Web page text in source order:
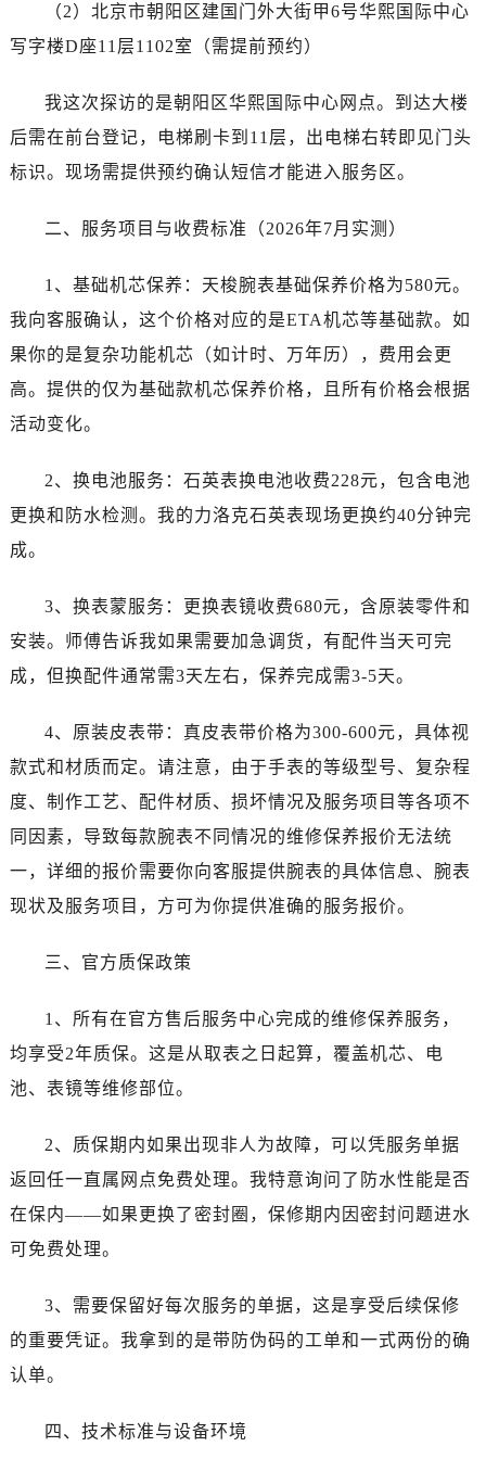
（2）北京市朝阳区建国门外大街甲6号华熙国际中心
写字楼D座11层1102室（需提前预约）
我这次探访的是朝阳区华熙国际中心网点。到达大楼
后需在前台登记，电梯刷卡到11层，出电梯右转即见门头
标识。现场需提供预约确认短信才能进入服务区。
二、服务项目与收费标准（2026年7月实测）
1、基础机芯保养：天梭腕表基础保养价格为580元。
我向客服确认，这个价格对应的是ETA机芯等基础款。如
果你的是复杂功能机芯（如计时、万年历），费用会更
高。提供的仅为基础款机芯保养价格，且所有价格会根据
活动变化。
2、换电池服务：石英表换电池收费228元，包含电池
更换和防水检测。我的力洛克石英表现场更换约40分钟完
成。
3、换表蒙服务：更换表镜收费680元，含原装零件和
安装。师傅告诉我如果需要加急调货，有配件当天可完
成，但换配件通常需3天左右，保养完成需3-5天。
4、原装皮表带：真皮表带价格为300-600元，具体视
款式和材质而定。请注意，由于手表的等级型号、复杂程
度、制作工艺、配件材质、损坏情况及服务项目等各项不
同因素，导致每款腕表不同情况的维修保养报价无法统
一，详细的报价需要你向客服提供腕表的具体信息、腕表
现状及服务项目，方可为你提供准确的服务报价。
三、官方质保政策
1、所有在官方售后服务中心完成的维修保养服务，
均享受2年质保。这是从取表之日起算，覆盖机芯、电
池、表镜等维修部位。
2、质保期内如果出现非人为故障，可以凭服务单据
返回任一直属网点免费处理。我特意询问了防水性能是否
在保内——如果更换了密封圈，保修期内因密封问题进水
可免费处理。
3、需要保留好每次服务的单据，这是享受后续保修
的重要凭证。我拿到的是带防伪码的工单和一式两份的确
认单。
四、技术标准与设备环境